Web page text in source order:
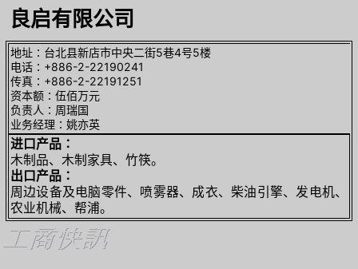
良启有限公司
地址∶台北县新店市中央二街5巷4号5楼
电话∶+886-2-22190241
传真∶+886-2-22191251
资本额∶伍佰万元
负责人∶周瑞国
业务经理∶姚亦英
进口产品∶
木制品、木制家具、竹筷。
出口产品∶
周边设备及电脑零件、喷雾器、成衣、柴油引擎、发电机、
农业机械、帮浦。